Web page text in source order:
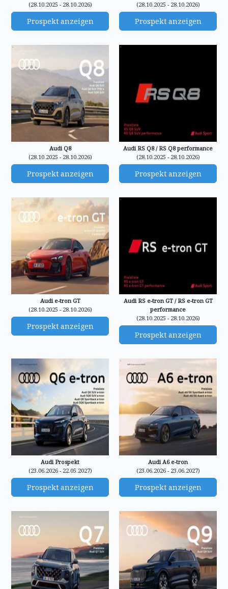
(28.10.2025 - 28.10.2026)
Prospekt anzeigen
(28.10.2025 - 28.10.2026)
Prospekt anzeigen
Audi Q8
(28.10.2025 - 28.10.2026)
Prospekt anzeigen
Audi RS Q8 / RS Q8 performance
(28.10.2025 - 28.10.2026)
Prospekt anzeigen
Audi e-tron GT
(28.10.2025 - 28.10.2026)
Prospekt anzeigen
Audi RS e-tron GT / RS e-tron GT
performance
(28.10.2025 - 28.10.2026)
Prospekt anzeigen
Audi Prospekt
(23.06.2026 - 22.05.2027)
Prospekt anzeigen
Audi A6 e-tron
(23.06.2026 - 23.06.2027)
Prospekt anzeigen